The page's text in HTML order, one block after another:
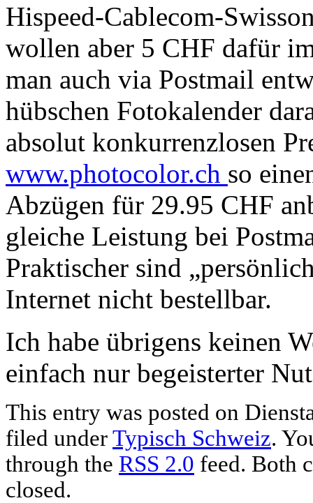
Hispeed-Cablecom-
wollen aber 5 CHF dafür
man auch via Postmail
hübschen Fotokalender
absolut konkurrenzlosen
www.photocolor.ch so
Abzügen für 29.95 CHF
gleiche Leistung bei
Praktischer sind
Internet nicht bestellbar.
Ich habe übrigens keinen
einfach nur begeisterter
This entry was posted on
filed underTypisch Schweiz.
through the RSS 2.0 feed. Both
closed.